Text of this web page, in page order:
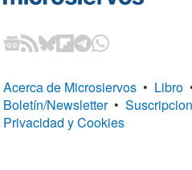
Acerca de Microsiervos • Libro
Boletín/Newsletter •
Privacidad y Cookies